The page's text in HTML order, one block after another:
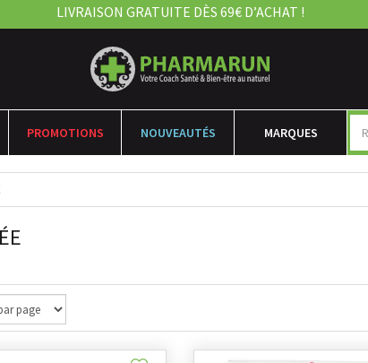
LIVRAISON GRATUITE DÈS 69€ D’ACHAT !
PROMOTIONS NOUVEAUTÉS MARQUES